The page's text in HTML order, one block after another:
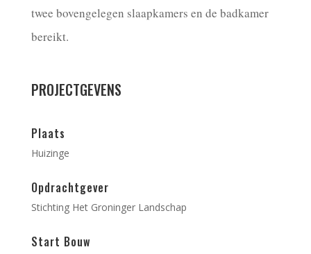
twee bovengelegen slaapkamers en de badkamer
bereikt.
PROJECTGEVENS
Plaats
Huizinge
Opdrachtgever
Stichting Het Groninger Landschap
Start Bouw